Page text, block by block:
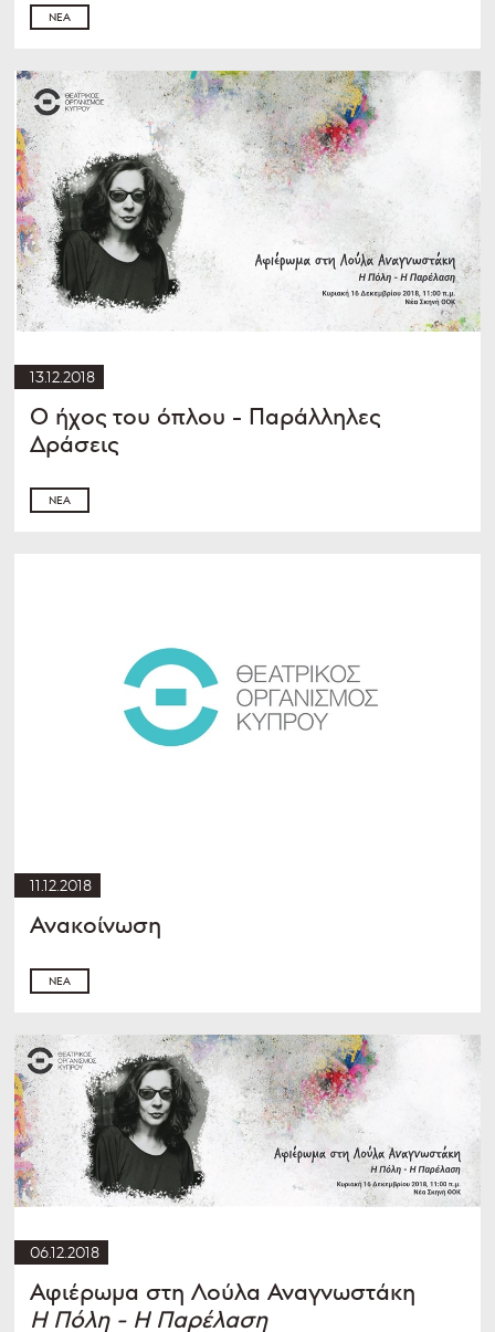
ΝΈΑ
13.12.2018
Ο ήχος του όπλου - Παράλληλες
Δράσεις
ΝΈΑ
11.12.2018
Ανακοίνωση
ΝΈΑ
06.12.2018
Αφιέρωμα στη Λούλα Αναγνωστάκη
Η Πόλη - Η Παρέλαση